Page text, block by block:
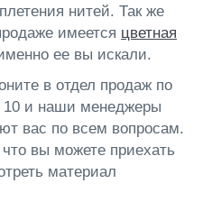
нитей. Так же
имеется цветная
ее вы искали.
в отдел продаж по
10 и наши менеджеры
вас по всем вопросам.
вы можете приехать
материал